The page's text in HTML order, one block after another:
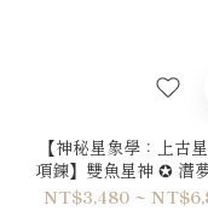
【神秘星象學：上古
項鍊】雙魚星神 ✪ 潛
｜綠松石925純銀厚鍍
NT$3,480 ~